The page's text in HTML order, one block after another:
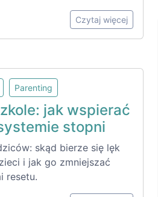
Czytaj więcej
Parenting
jak wspierać
stopni
skąd bierze się lęk
i jak go zmniejszać
resetu.